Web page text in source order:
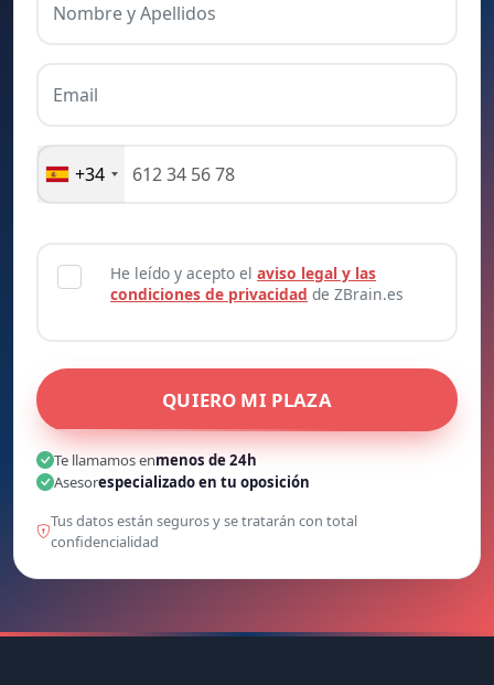
Nombre y Apellidos
Email
+34
He leído y acepto elaviso legal y las
condiciones de privacidad de ZBrain.es
QUIERO MI PLAZA
Te llamamos enmenos de 24h
Asesorespecializado en tu oposición
Tus datos están seguros y se tratarán con total
confidencialidad